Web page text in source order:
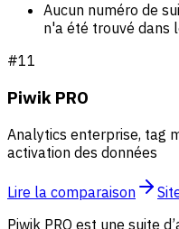
Aucun numéro de
n'a été trouvé dans
#11
Piwik PRO
Analytics enterprise, tag
activation des données
Lire la comparaison
Piwik PRO est une suite